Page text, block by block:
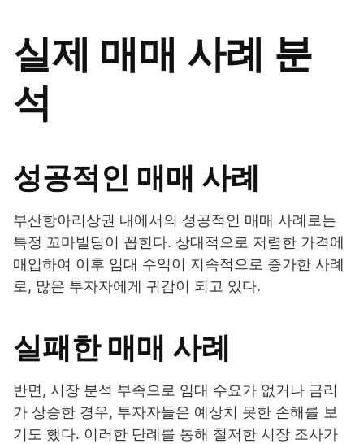
실제 매매 사례 분
석
성공적인 매매 사례
부산항아리상권 내에서의 성공적인 매매 사례로는
특정 꼬마빌딩이 꼽힌다. 상대적으로 저렴한 가격에
매입하여 이후 임대 수익이 지속적으로 증가한 사례
로, 많은 투자자에게 귀감이 되고 있다.
실패한 매매 사례
반면, 시장 분석 부족으로 임대 수요가 없거나 금리
가 상승한 경우, 투자자들은 예상치 못한 손해를 보
기도 했다. 이러한 단례를 통해 철저한 시장 조사가